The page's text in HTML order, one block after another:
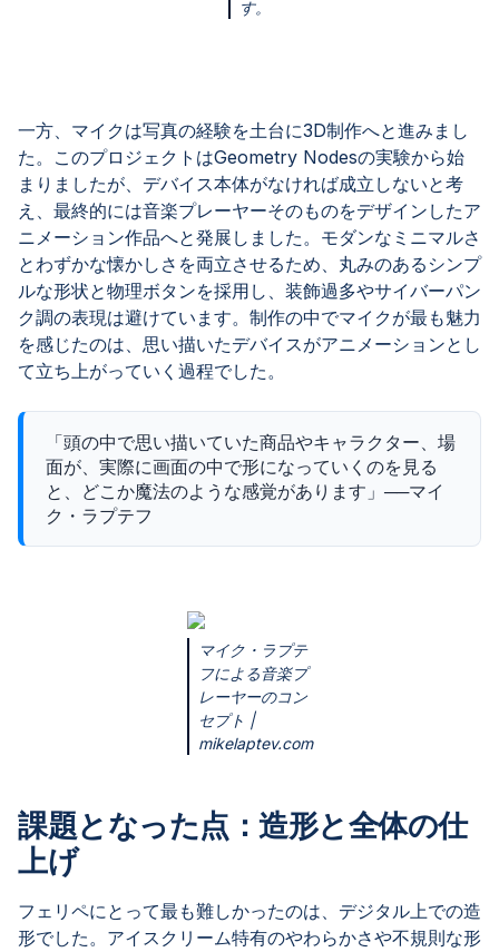
す。
一方、マイクは写真の経験を土台に3D制作へと進みまし
た。このプロジェクトはGeometry Nodesの実験から始
まりましたが、デバイス本体がなければ成立しないと考
え、最終的には音楽プレーヤーそのものをデザインしたア
ニメーション作品へと発展しました。モダンなミニマルさ
とわずかな懐かしさを両立させるため、丸みのあるシンプ
ルな形状と物理ボタンを採用し、装飾過多やサイバーパン
ク調の表現は避けています。制作の中でマイクが最も魅力
を感じたのは、思い描いたデバイスがアニメーションとし
て立ち上がっていく過程でした。
「頭の中で思い描いていた商品やキャラクター、場
面が、実際に画面の中で形になっていくのを見る
と、どこか魔法のような感覚があります」──マイ
ク・ラプテフ
マイク・ラプテ
フによる音楽プ
レーヤーのコン
セプト |
mikelaptev.com
課題となった点：造形と全体の仕
上げ
フェリペにとって最も難しかったのは、デジタル上での造
形でした。アイスクリーム特有のやわらかさや不規則な形